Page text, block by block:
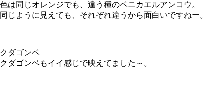
色は同じオレンジでも、違う種のベニカエルアンコウ。
同じように見えても、それぞれ違うから面白いですねー。
クダゴンベ
クダゴンベもイイ感じで映えてました～。